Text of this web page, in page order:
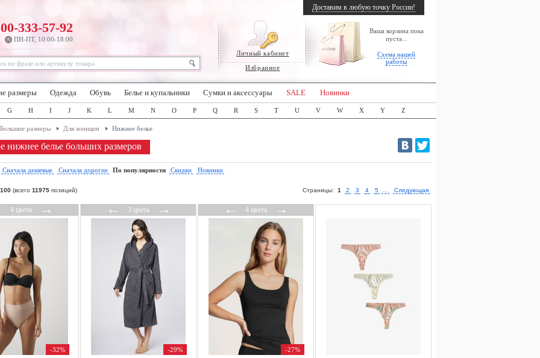
Личный кабинет
Избранное
Ваша корзина пока
пуста...
Схема нашей
работы
333-57-92
ПН-ПТ, 10:00-18:00
Доставим в любую точку России!
размеры Одежда Обувь Белье и купальники Сумки и аксессуары SALE Новинки
G H I J K L M N O P Q R S T U V W X Y Z
Большие размеры Для женщин Нижнее белье
нижнее белье больших размеров
Сначала дешевые Сначала дорогие По популярности Скидки Новинки
100 (всего 11975 позиций) Страницы: 1 2 3 4 5 Следующая
4 цвета→
-32%
←3 цвета→
-29%
←4 цвета→
-27%